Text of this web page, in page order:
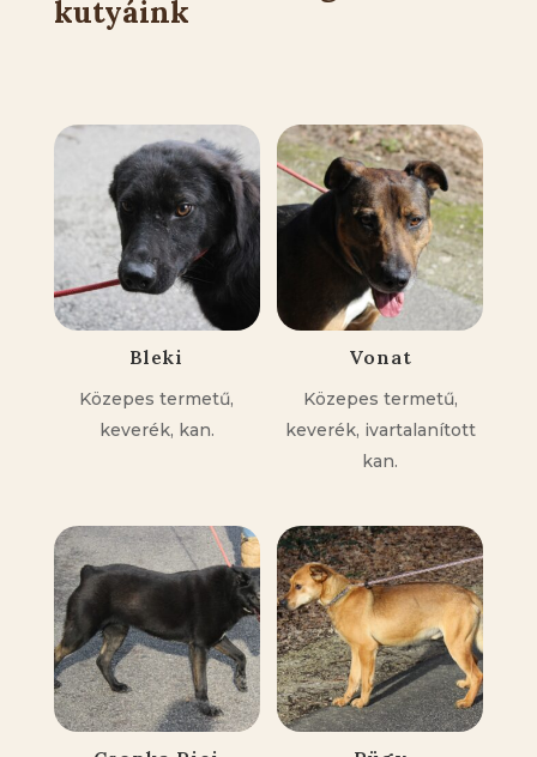
kutyáink
Bleki
Közepes termetű,
keverék, kan.
Vonat
Közepes termetű,
keverék, ivartalanított
kan.